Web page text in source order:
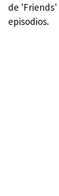
de 'Friends'
episodios.